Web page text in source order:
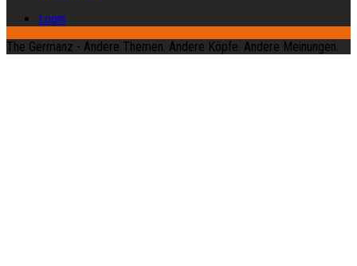
Login
The Germanz - Andere Themen. Andere Köpfe. Andere Meinungen.